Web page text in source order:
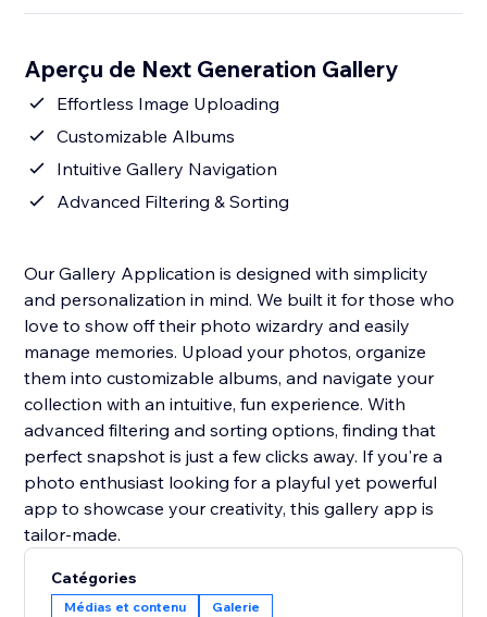
Aperçu de Next Generation Gallery
Effortless Image Uploading
Customizable Albums
Intuitive Gallery Navigation
Advanced Filtering & Sorting
Our Gallery Application is designed with simplicity
and personalization in mind. We built it for those who
love to show off their photo wizardry and easily
manage memories. Upload your photos, organize
them into customizable albums, and navigate your
collection with an intuitive, fun experience. With
advanced filtering and sorting options, finding that
perfect snapshot is just a few clicks away. If you're a
photo enthusiast looking for a playful yet powerful
app to showcase your creativity, this gallery app is
tailor-made.
Catégories
Médias et contenu Galerie